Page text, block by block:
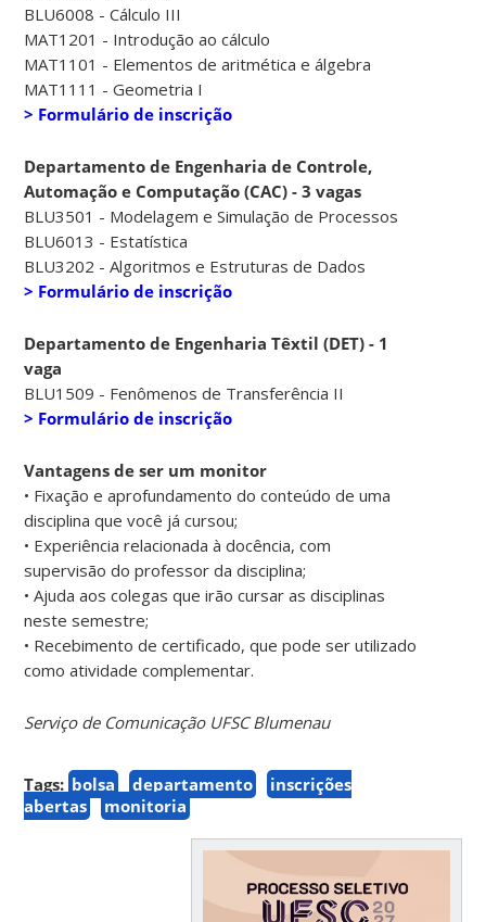
BLU6008 - Cálculo III
MAT1201 - Introdução ao cálculo
MAT1101 - Elementos de aritmética e álgebra
MAT1111 - Geometria I
> Formulário de inscrição
Departamento de Engenharia de Controle,
Automação e Computação (CAC) - 3 vagas
BLU3501 - Modelagem e Simulação de Processos
BLU6013 - Estatística
BLU3202 - Algoritmos e Estruturas de Dados
> Formulário de inscrição
Departamento de Engenharia Têxtil (DET) - 1
vaga
BLU1509 - Fenômenos de Transferência II
> Formulário de inscrição
Vantagens de ser um monitor
• Fixação e aprofundamento do conteúdo de uma
disciplina que você já cursou;
• Experiência relacionada à docência, com
supervisão do professor da disciplina;
• Ajuda aos colegas que irão cursar as disciplinas
neste semestre;
• Recebimento de certificado, que pode ser utilizado
como atividade complementar.
Serviço de Comunicação UFSC Blumenau
Tags: bolsa departamento
inscrições
abertas
monitoria